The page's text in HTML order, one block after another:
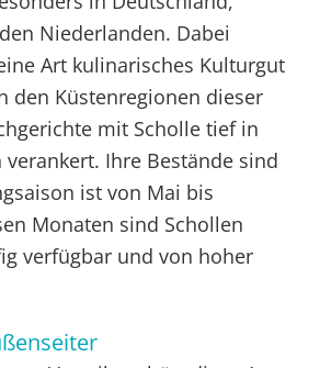
Niederlanden. Dabei
Art kulinarisches Kulturgut
den Küstenregionen dieser
mit Scholle tief in
Ihre Bestände sind
ist von Mai bis
Monaten sind Schollen
verfügbar und von hoher